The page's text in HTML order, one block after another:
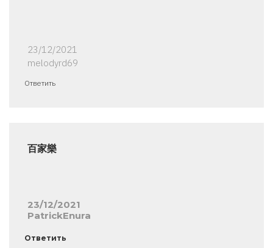
23/12/2021
melodyrd69
Ответить
百家樂
23/12/2021
PatrickEnura
Ответить